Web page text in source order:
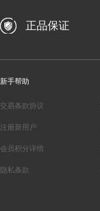
正品保证
新手帮助
交易条款协议
注册新用户
会员积分详情
隐私条款